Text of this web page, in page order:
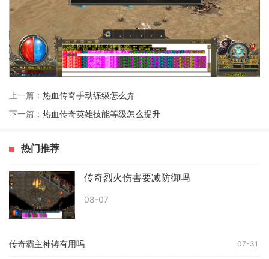
上一篇： 热血传奇手动练级怎么弄
下一篇： 热血传奇英雄技能等级怎么提升
热门推荐
传奇烈火伤害要减防御吗
08-07
传奇霸主神铸有用吗 07-31